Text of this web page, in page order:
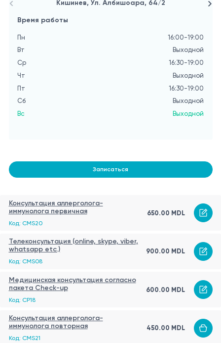
Кишинев, Ул. Албишоара, 64/2
Время работы
Пн
16:00-19:00
Вт
Выходной
Ср
16:30-19:00
Чт
Выходной
Пт
16:30-19:00
Сб
Выходной
Вс
Выходной
Записаться
Консультация аллерголога-
иммунолога первичная
Код: CMS20
650.00 MDL
Телеконсультация (online, skype, viber,
whatsapp etc.)
Код: CMS08
900.00 MDL
Медицинская консультация согласно
пакета Check-up
Код: CP18
600.00 MDL
Консультация аллерголога-
иммунолога повторная
Код: CMS21
450.00 MDL